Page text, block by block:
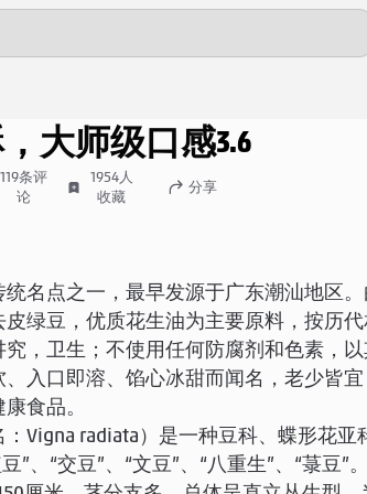
大师级口感3.6
119条评
论
1954人
收藏
分享
统名点之一，最早发源于广东潮汕地区
皮绿豆，优质花生油为主要原料，按历
究，卫生；不使用任何防腐剂和色素，
、入口即溶、馅心冰甜而闻名，老少皆
食品。
：Vigna radiata）是一种豆科、蝶形花亚
”、“交豆”、“文豆”、“八重生”、“菉豆”